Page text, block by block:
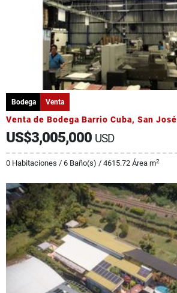
Bodega Venta
Venta de Bodega Barrio Cuba, San José
US$3,005,000 USD
0 Habitaciones / 6 Baño(s) / 4615.72 Área m2